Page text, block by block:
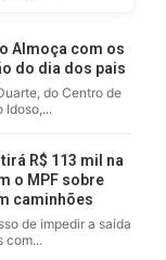
Almoça com os
do dia dos pais
do Centro de
Idoso,...
R$ 113 mil na
o MPF sobre
caminhões
de impedir a saída
com...